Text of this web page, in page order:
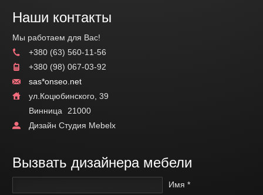
Наши контакты
Мы работаем для Вас!
+380 (63) 560-11-56
+380 (98) 067-03-92
sas*onseo.net
ул.Коцюбинского, 39
Винница
21000
Дизайн Студия Mebelx
Вызвать дизайнера мебели
Имя *